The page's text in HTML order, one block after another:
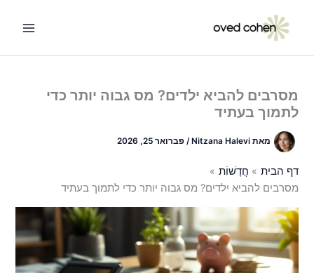
מסרבים להביא ילדים? מס גבוה יותר כדי
לתמוך בעתיד
מאתNitzana Halevi
/פברואר 25, 2026
דף הבית
חֲדָשׁוֹת
מסרבים להביא ילדים? מס גבוה יותר כדי לתמוך בעתיד